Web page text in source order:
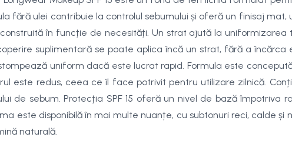
fără ulei contribuie la controlul sebumului și oferă un finisaj
în funcție de necesități. Un strat ajută la
suplimentară se poate aplica încă un strat, fără a încărca
uniform dacă este lucrat rapid. Formula este
este redus, ceea ce îl face potrivit pentru utilizare zilnică.
de sebum. Protecția SPF 15 oferă un nivel de bază împotriva
este disponibilă în mai multe nuanțe, cu subtonuri reci, calde
naturală.